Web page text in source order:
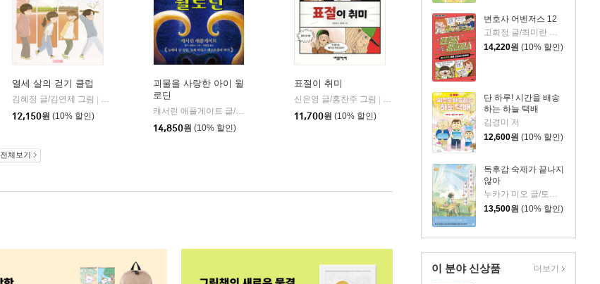
변호사 어벤저스 12
고희정 글/최미란 그림/신주영 감수
14,220원 (10% 할인)
단 하루! 시간을 배송
하는 하늘 택배
김경미 저
12,600원 (10% 할인)
독후감 숙제가 끝나지
않아
누카가 미오 글/토티 그림/김지영 역
13,500원 (10% 할인)
이 분야 신상품 더보기
열세 살의 걷기 클럽
김혜정 글/김연제 그림
사계절
12,150원 (10% 할인)
괴물을 사랑한 아이 윌
로딘
캐서린 애플게이트 글/서현정 역
가람어린이
14,850원 (10% 할인)
표절이 취미
신은영 글/홍찬주 그림
내일을여는책
11,700원 (10% 할인)
전체보기